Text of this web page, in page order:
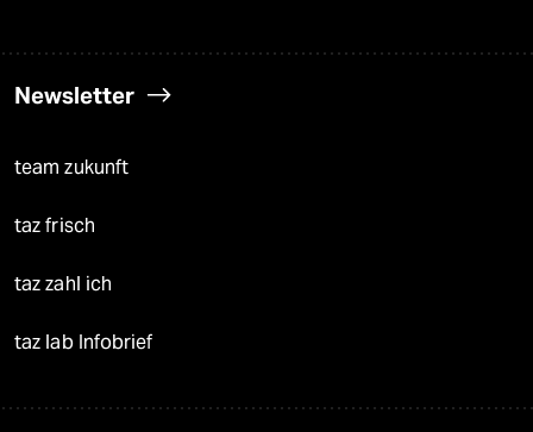
Newsletter
team zukunft
taz frisch
taz zahl ich
taz lab Infobrief